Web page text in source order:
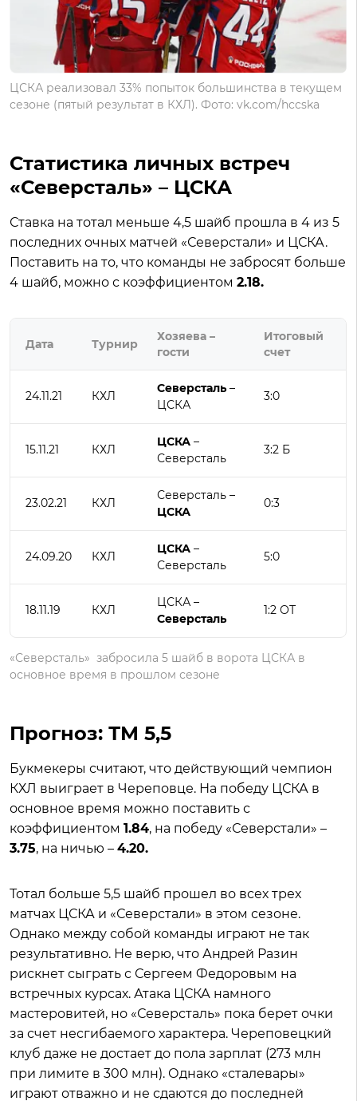
ЦСКА реализовал 33% попыток большинства в текущем
сезоне (пятый результат в КХЛ). Фото: vk.com/hccska
Статистика личных встреч
«Северсталь» – ЦСКА
Ставка на тотал меньше 4,5 шайб прошла в 4 из 5
последних очных матчей «Северстали» и ЦСКА.
Поставить на то, что команды не забросят больше
4 шайб, можно с коэффициентом 2.18.
Дата Турнир
Хозяева –
гости
Итоговый
счет
24.11.21 КХЛ
Северсталь –
ЦСКА
3:0
15.11.21 КХЛ
ЦСКА –
Северсталь
3:2 Б
23.02.21 КХЛ
Северсталь –
ЦСКА
0:3
24.09.20 КХЛ
ЦСКА –
Северсталь
5:0
18.11.19 КХЛ
ЦСКА –
Северсталь
1:2 ОТ
«Северсталь» забросила 5 шайб в ворота ЦСКА в
основное время в прошлом сезоне
Прогноз: ТМ 5,5
Букмекеры считают, что действующий чемпион
КХЛ выиграет в Череповце. На победу ЦСКА в
основное время можно поставить с
коэффициентом 1.84, на победу «Северстали» –
3.75, на ничью – 4.20.
Тотал больше 5,5 шайб прошел во всех трех
матчах ЦСКА и «Северстали» в этом сезоне.
Однако между собой команды играют не так
результативно. Не верю, что Андрей Разин
рискнет сыграть с Сергеем Федоровым на
встречных курсах. Атака ЦСКА намного
мастеровитей, но «Северсталь» пока берет очки
за счет несгибаемого характера. Череповецкий
клуб даже не достает до пола зарплат (273 млн
при лимите в 300 млн). Однако «сталевары»
играют отважно и не сдаются до последней